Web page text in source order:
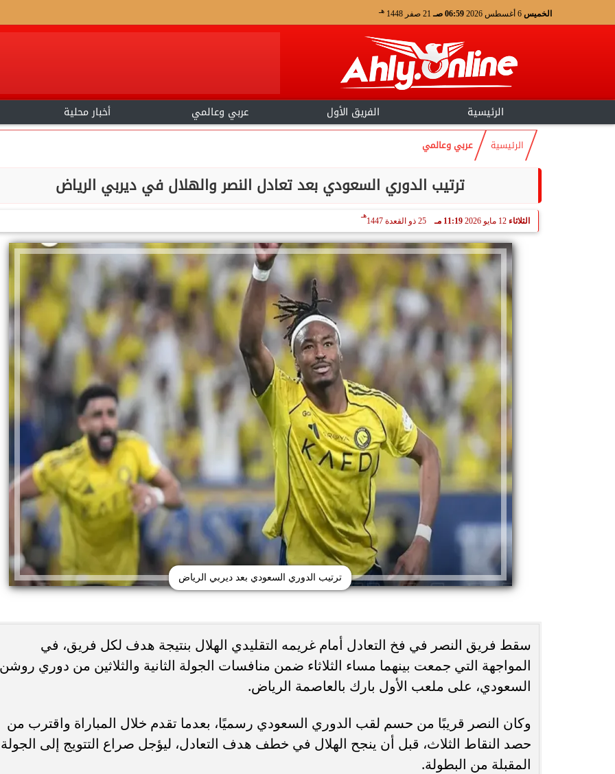
الخميس 06:59 صـ 21 صفر 1448 هـ
الرئيسية الفريق الأول عربي وعالمي أخبار محلية
الرئيسية عربي وعالمي
ترتيب الدوري السعودي بعد تعادل النصر والهلال في ديربي الرياض
الثلاثاء 12 مايو 2026 11:19 مـ 25 ذو القعدة 1447
هـ
ترتيب الدوري السعودي بعد ديربي الرياض
سقط فريق النصر في فخ التعادل أمام غريمه التقليدي الهلال بنتيجة هدف لكل فريق، في
المواجهة التي جمعت بينهما مساء الثلاثاء ضمن منافسات الجولة الثانية والثلاثين من دوري روشن
السعودي، على ملعب الأول بارك بالعاصمة الرياض.
وكان النصر قريبًا من حسم لقب الدوري السعودي رسميًا، بعدما تقدم خلال المباراة واقترب من
حصد النقاط الثلاث، قبل أن ينجح الهلال في خطف هدف التعادل، ليؤجل صراع التتويج إلى الجولة
المقبلة من البطولة.
انغام تختار جدة محطة اولى لتدشين
البومها
مصر تكتب التاريخ.. فريق “حلم” يفوز بكأس
بطولة Genuine Cup العالمية لكرة...
أوبو تطلق سلسلة رينو 16 في
العربية السعودية بتصميم لافت